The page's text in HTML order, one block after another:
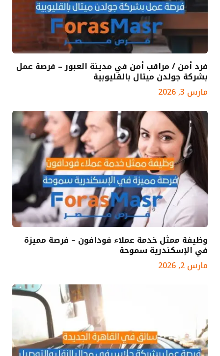
فرد أمن / مراقب أمن في مدينة العبور – فرصة عمل
بشركة جولدن ميتال بالقليوبية
مارس 3, 2026
وظيفة ممثل خدمة عملاء فودافون – فرصة مميزة
في الإسكندرية سموحة
مارس 2, 2026